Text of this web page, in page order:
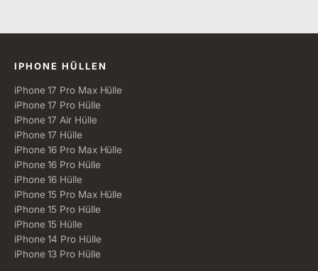
Alle Kategorien
IPHONE HÜLLEN
iPhone 17 Pro Max Hülle
iPhone 17 Pro Hülle
iPhone 17 Air Hülle
iPhone 17 Hülle
iPhone 16 Pro Max Hülle
iPhone 16 Pro Hülle
iPhone 16 Hülle
iPhone 15 Pro Max Hülle
iPhone 15 Pro Hülle
iPhone 15 Hülle
iPhone 14 Pro Hülle
iPhone 13 Pro Hülle